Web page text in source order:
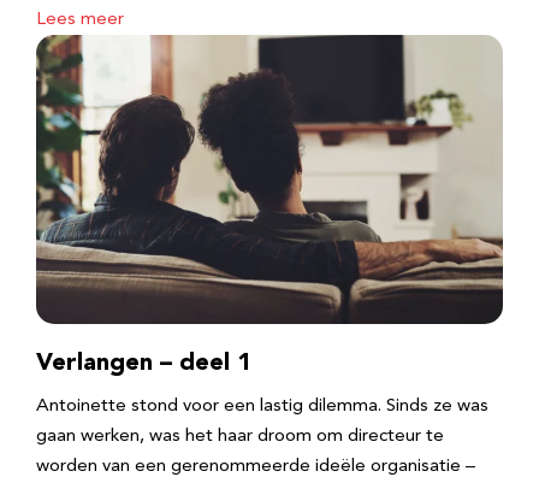
Lees meer
Verlangen – deel 1
Antoinette stond voor een lastig dilemma. Sinds ze was
gaan werken, was het haar droom om directeur te
worden van een gerenommeerde ideële organisatie –